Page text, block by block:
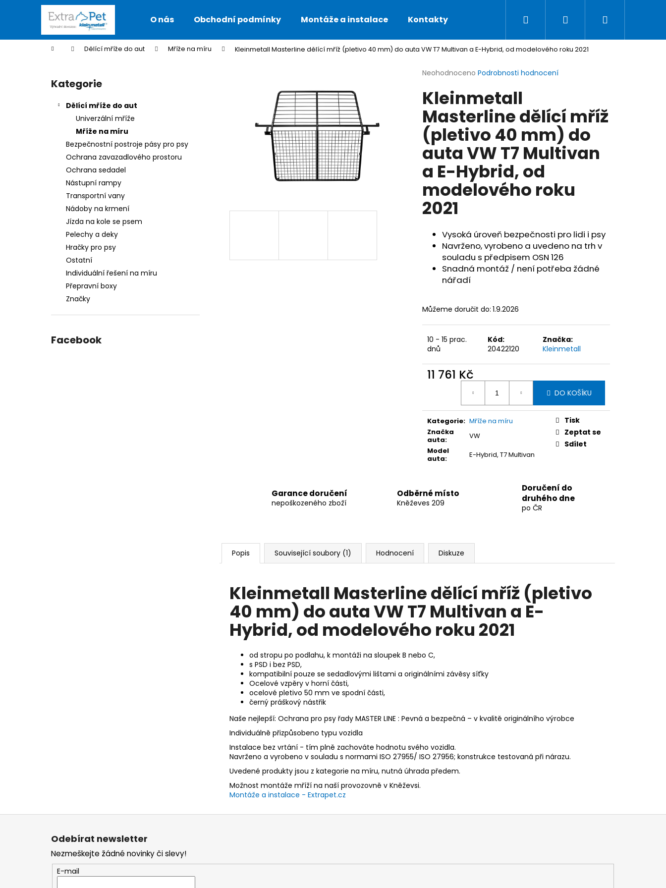
O nás Obchodní podmínky Montáže a instalace Kontakty Podmínky ochrany osobních údajů
Hledat PřihlášeníNákupní
Domů Dělící mříže do aut Mříže na míru Kleinmetall Masterline dělící mříž (pletivo 40 mm) do auta VW T7 Multivan a E-Hybrid, od modelového roku 2021
Přeskočit
kategorie
Kategorie
Dělící mříže do aut
Univerzální mříže
Mříže na míru
Bezpečnostní postroje pásy pro psy
Ochrana zavazadlového prostoru
Ochrana sedadel
Nástupní rampy
Transportní vany
Nádoby na krmení
Jízda na kole se psem
Pelechy a deky
Hračky pro psy
Ostatní
Individuální řešení na míru
Přepravní boxy
Značky
Facebook
Průměrné
produktu
je
0,0
5
hvězdiček.
Neohodnoceno Podrobnosti hodnocení
Kleinmetall
Masterline dělící mříž
(pletivo 40 mm) do
auta VW T7 Multivan
a E-Hybrid, od
modelového roku
2021
Vysoká úroveň bezpečnosti pro lidi i psy
Navrženo, vyrobeno a uvedeno na trh v
souladu s předpisem OSN 126
Snadná montáž / není potřeba žádné
nářadí
Můžeme doručit do: 1.9.2026
10 - 15 prac.
dnů
Kód:
20422120
Značka:
Kleinmetall
11 761 Kč
DO KOŠÍKU
Kategorie: Mříže na míru
Značka
auta:
VW
Model
auta: E-Hybrid, T7 Multivan
Tisk
Zeptat se
Sdílet
Garance doručení
nepoškozeného zboží
Odběrné místo
Kněževes 209
Doručení do
druhého dne
po ČR
Popis Související soubory (1) Hodnocení Diskuze
Kleinmetall Masterline dělící mříž (pletivo
40 mm) do auta VW T7 Multivan a E-
Hybrid, od modelového roku 2021
od stropu po podlahu, k montáži na sloupek B nebo C,
s PSD i bez PSD,
kompatibilní pouze se sedadlovými lištami a originálními závěsy síťky
Ocelové vzpěry v horní části,
ocelové pletivo 50 mm ve spodní části,
černý práškový nástřik
Naše nejlepší: Ochrana pro psy řady MASTER LINE : Pevná a bezpečná – v kvalitě originálního výrobce
Individuálně přizpůsobeno typu vozidla
Instalace bez vrtání - tím plně zachováte hodnotu svého vozidla.
Navrženo a vyrobeno v souladu s normami ISO 27955/ ISO 27956; konstrukce testovaná při nárazu.
Uvedené produkty jsou z kategorie na míru, nutná úhrada předem.
Možnost montáže mříží na naší provozovně v Kněževsi.
Montáže a instalace - Extrapet.cz
í
Zpět
do
Zpět
do
Co potřebujete najít?
Doporučujeme
KLEINMETALL ROADMASTER DELUXE
DĚLÍCÍ MŘÍŽ DO AUTA, 95-145 X 25 CM
2 927 Kč
Původně: 4 123 Kč
KLEINMETALL OCHRANNÁ DEKA DO AUTA KLEINMETALL ALLSAFE AUTOPÁS PRO PSY
Z
Odebírat newsletter
Nezmeškejte žádné novinky či slevy!
E-mail